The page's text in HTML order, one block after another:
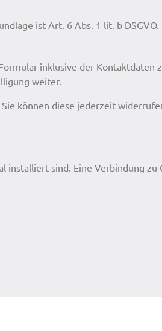
ist Art. 6 Abs. 1 lit. b DSGVO.
inklusive der Kontaktdaten
weiter.
können diese jederzeit
installiert sind. Eine Verbindung